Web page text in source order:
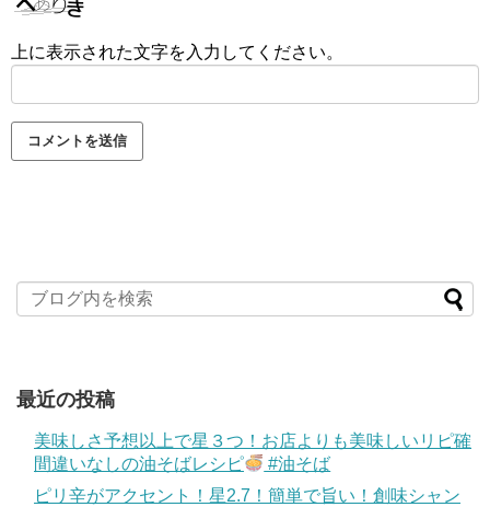
上に表示された文字を入力してください。
最近の投稿
美味しさ予想以上で星３つ！お店よりも美味しいリピ確
間違いなしの油そばレシピ
#油そば
ピリ辛がアクセント！星2.7！簡単で旨い！創味シャン